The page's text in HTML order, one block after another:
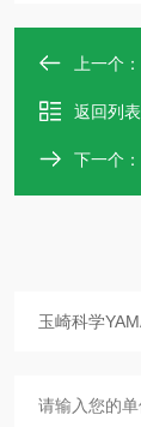
上一个：
返回列表
下一个：